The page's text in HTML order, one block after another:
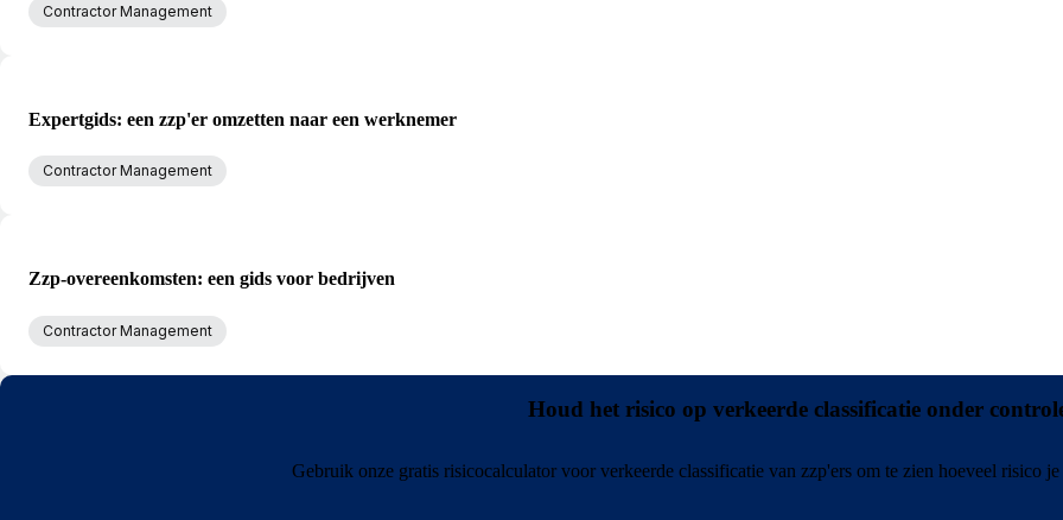
Contractor Management
Expertgids: een zzp'er omzetten naar een werknemer
Contractor Management
Zzp-overeenkomsten: een gids voor bedrijven
Contractor Management
Houd het risico op verkeerde classificatie onder
Gebruik onze gratis risicocalculator voor verkeerde classificatie van zzp'ers om te zien hoeveel risico